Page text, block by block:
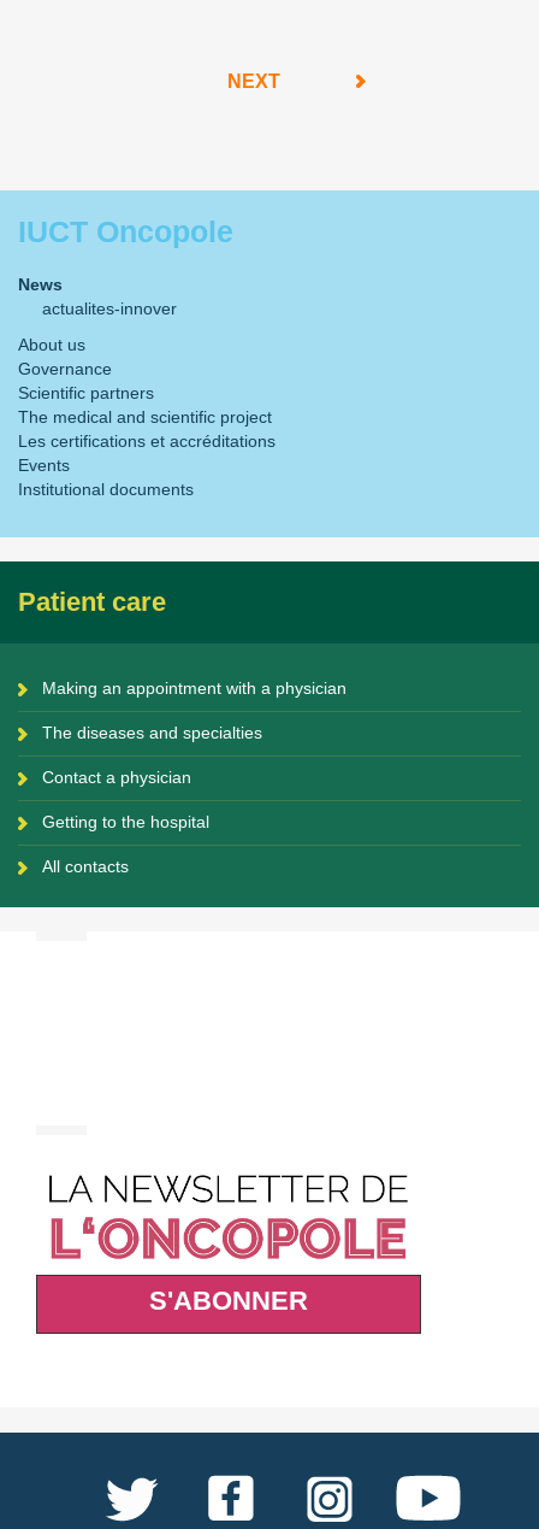
NEXT
IUCT Oncopole
News
actualites-innover
About us
Governance
Scientific partners
The medical and scientific project
Les certifications et accréditations
Events
Institutional documents
Patient care
Making an appointment with a physician
The diseases and specialties
Contact a physician
Getting to the hospital
All contacts
S'ABONNER